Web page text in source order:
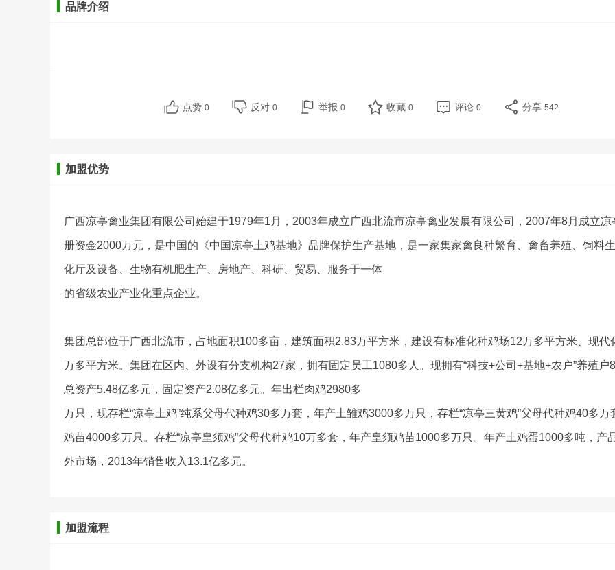
品牌介绍
点赞 0 反对 0 举报 0 收藏 0 评论 0 分享 542
加盟优势
广西凉亭禽业集团有限公司始建于1979年1月，2003年成立广西北流市凉亭禽业发展有限公司，2007年8月成立凉
册资金2000万元，是中国的《中国凉亭土鸡基地》品牌保护生产基地，是一家集家禽良种繁育、禽畜养殖、饲料
化厅及设备、生物有机肥生产、房地产、科研、贸易、服务于一体
的省级农业产业化重点企业。
集团总部位于广西北流市，占地面积100多亩，建筑面积2.83万平方米，建设有标准化种鸡场12万多平方米、现代
万多平方米。集团在区内、外设有分支机构27家，拥有固定员工1080多人。现拥有“科技+公司+基地+农户”养殖户
总资产5.48亿多元，固定资产2.08亿多元。年出栏肉鸡2980多
万只，现存栏“凉亭土鸡”纯系父母代种鸡30多万套，年产土雏鸡3000多万只，存栏“凉亭三黄鸡”父母代种鸡40多万
鸡苗4000多万只。存栏“凉亭皇须鸡”父母代种鸡10万多套，年产皇须鸡苗1000多万只。年产土鸡蛋1000多吨，产
外市场，2013年销售收入13.1亿多元。
加盟流程